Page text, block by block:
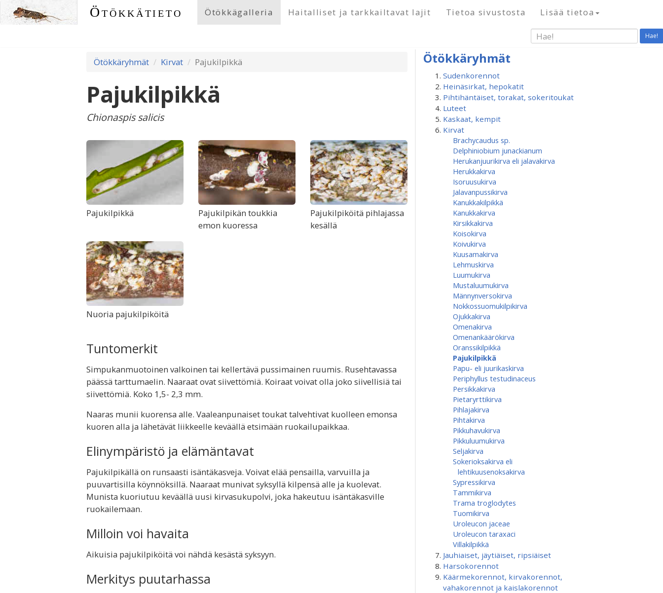
Ötökkätieto Ötökkägalleria Haitalliset ja tarkkailtavat lajit Tietoa sivustosta Lisää tietoa
Hae!
Ötökkäryhmät Kirvat Pajukilpikkä
Pajukilpikkä
Chionaspis salicis
Pajukilpikkä
Pajukilpikän toukkia
emon kuoressa
Pajukilpiköitä pihlajassa
kesällä
Nuoria pajukilpiköitä
Tuntomerkit
Simpukanmuotoinen valkoinen tai kellertävä pussimainen ruumis. Rusehtavassa
päässä tarttumaelin. Naaraat ovat siivettömiä. Koiraat voivat olla joko siivellisiä tai
siivettömiä. Koko 1,5- 2,3 mm.
Naaras munii kuorensa alle. Vaaleanpunaiset toukat talvehtivat kuolleen emonsa
kuoren alla ja lähetävät liikkeelle keväällä etsimään ruokailupaikkaa.
Elinympäristö ja elämäntavat
Pajukilpikällä on runsaasti isäntäkasveja. Voivat elää pensailla, varvuilla ja
puuvartisilla köynnöksillä. Naaraat munivat syksyllä kilpensä alle ja kuolevat.
Munista kuoriutuu keväällä uusi kirvasukupolvi, joka hakeutuu isäntäkasville
ruokailemaan.
Milloin voi havaita
Aikuisia pajukilpiköitä voi nähdä kesästä syksyyn.
Merkitys puutarhassa
Ötökkäryhmät
Sudenkorennot
Heinäsirkat, hepokatit
Pihtihäntäiset, torakat, sokeritoukat
Luteet
Kaskaat, kempit
Kirvat
Brachycaudus sp.
Delphiniobium junackianum
Herukanjuurikirva eli jalavakirva
Herukkakirva
Isoruusukirva
Jalavanpussikirva
Kanukkakilpikkä
Kanukkakirva
Kirsikkakirva
Koisokirva
Koivukirva
Kuusamakirva
Lehmuskirva
Luumukirva
Mustaluumukirva
Männynversokirva
Nokkossuomukilpikirva
Ojukkakirva
Omenakirva
Omenankäärökirva
Oranssikilpikkä
Pajukilpikkä
Papu- eli juurikaskirva
Periphyllus testudinaceus
Persikkakirva
Pietaryrttikirva
Pihlajakirva
Pihtakirva
Pikkuhavukirva
Pikkuluumukirva
Seljakirva
Sokerioksakirva eli
lehtikuusenoksakirva
Sypressikirva
Tammikirva
Trama troglodytes
Tuomikirva
Uroleucon jaceae
Uroleucon taraxaci
Villakilpikkä
Jauhiaiset, jäytiäiset, ripsiäiset
Harsokorennot
Käärmekorennot, kirvakorennot,
vahakorennot ja kaislakorennot